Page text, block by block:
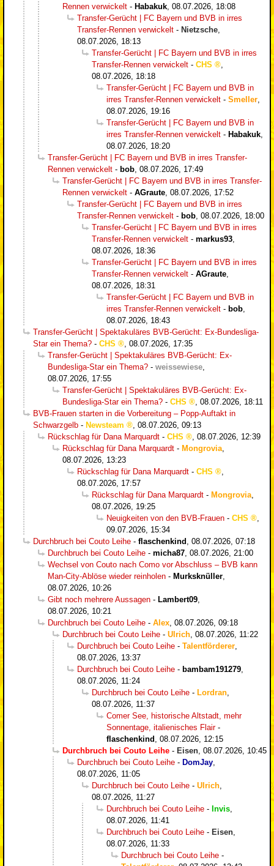
Rennen verwickelt - Habakuk 08.07.2026, 18:08
Transfer-Gerücht | FC Bayern und BVB in irres
Transfer-Rennen verwickelt - Nietzsche
08.07.2026, 18:13
Transfer-Gerücht | FC Bayern und BVB in irres
Transfer-Rennen verwickelt - CHS
08.07.2026, 18:18
Transfer-Gerücht | FC Bayern und BVB in
irres Transfer-Rennen verwickelt - Smeller
08.07.2026, 19:16
Transfer-Gerücht | FC Bayern und BVB in
irres Transfer-Rennen verwickelt - Habakuk
08.07.2026, 18:20
Transfer-Gerücht | FC Bayern und BVB in irres Transfer-
Rennen verwickelt - bob 08.07.2026, 17:49
Transfer-Gerücht | FC Bayern und BVB in irres Transfer-
Rennen verwickelt - AGraute 08.07.2026, 17:52
Transfer-Gerücht | FC Bayern und BVB in irres
Transfer-Rennen verwickelt - bob 08.07.2026, 18:00
Transfer-Gerücht | FC Bayern und BVB in irres
Transfer-Rennen verwickelt - markus93
08.07.2026, 18:36
Transfer-Gerücht | FC Bayern und BVB in irres
Transfer-Rennen verwickelt - AGraute
08.07.2026, 18:31
Transfer-Gerücht | FC Bayern und BVB in
irres Transfer-Rennen verwickelt - bob
08.07.2026, 18:43
Transfer-Gerücht | Spektakuläres BVB-Gerücht: Ex-Bundesliga-
Star ein Thema? - CHS
08.07.2026, 17:35
Transfer-Gerücht | Spektakuläres BVB-Gerücht: Ex-
Bundesliga-Star ein Thema? - weissewiese
08.07.2026, 17:55
Transfer-Gerücht | Spektakuläres BVB-Gerücht: Ex-
Bundesliga-Star ein Thema? - CHS
08.07.2026, 18:11
BVB-Frauen starten in die Vorbereitung – Popp-Auftakt in
Schwarzgelb - Newsteam
08.07.2026, 09:13
Rückschlag für Dana Marquardt - CHS
08.07.2026, 12:39
Rückschlag für Dana Marquardt - Mongrovia
08.07.2026, 13:23
Rückschlag für Dana Marquardt - CHS
08.07.2026, 17:57
Rückschlag für Dana Marquardt - Mongrovia
08.07.2026, 19:25
Neuigkeiten von den BVB-Frauen - CHS
09.07.2026, 15:34
Durchbruch bei Couto Leihe - flaschenkind
08.07.2026, 07:18
Durchbruch bei Couto Leihe - micha87 08.07.2026, 21:00
Wechsel von Couto nach Como vor Abschluss – BVB kann
Man-City-Ablöse wieder reinholen - Murksknüller
08.07.2026, 10:26
Gibt noch mehrere Aussagen - Lambert09
08.07.2026, 10:21
Durchbruch bei Couto Leihe - Alex 08.07.2026, 09:18
Durchbruch bei Couto Leihe - Ulrich 08.07.2026, 11:22
Durchbruch bei Couto Leihe - Talentförderer
08.07.2026, 13:37
Durchbruch bei Couto Leihe - bambam191279
08.07.2026, 11:24
Durchbruch bei Couto Leihe - Lordran
08.07.2026, 11:37
Comer See, historische Altstadt, mehr
Sonnentage, italienisches Flair-
flaschenkind
08.07.2026, 12:15
Durchbruch bei Couto Leihe - Eisen 08.07.2026, 10:45
Durchbruch bei Couto Leihe - DomJay
08.07.2026, 11:05
Durchbruch bei Couto Leihe - Ulrich
08.07.2026, 11:27
Durchbruch bei Couto Leihe - Invis
08.07.2026, 11:41
Durchbruch bei Couto Leihe - Eisen
08.07.2026, 11:33
Durchbruch bei Couto Leihe -